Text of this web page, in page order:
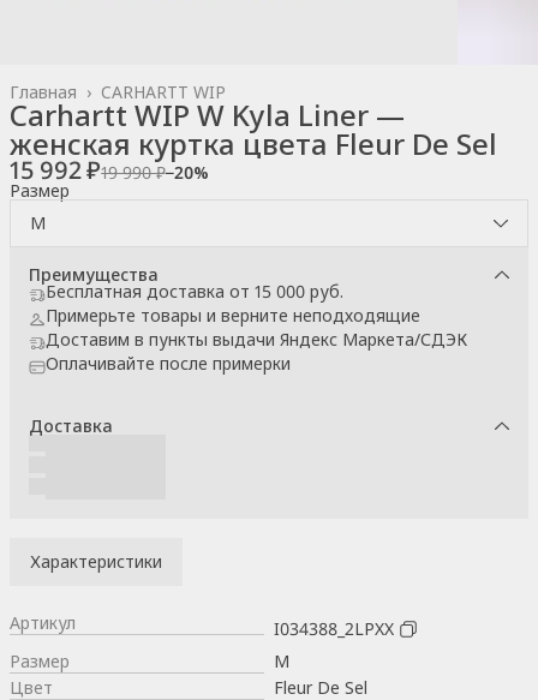
CARHARTT WIP
Главная ›
Carhartt WIP W Kyla Liner —
женская куртка цвета Fleur De Sel
15 992 ₽19 990 ₽−20%
Размер
M
Преимущества
Бесплатная доставка от 15 000 руб.
Примерьте товары и верните неподходящие
Доставим в пункты выдачи Яндекс Маркета/СДЭК
Оплачивайте после примерки
Доставка
Характеристики
Артикул
I034388_2LPXX
Размер
M
Цвет
Fleur De Sel